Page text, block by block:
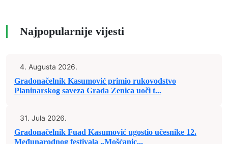
Najpopularnije vijesti
4. Augusta 2026.
Gradonačelnik Kasumović primio rukovodstvo
Planinarskog saveza Grada Zenica uoči t...
31. Jula 2026.
Gradonačelnik Fuad Kasumović ugostio učesnike 12.
Međunarodnog festivala „Mošćanic...